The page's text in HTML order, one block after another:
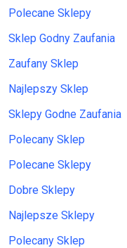
Polecane Sklepy
Sklep Godny Zaufania
Zaufany Sklep
Najlepszy Sklep
Sklepy Godne Zaufania
Polecany Sklep
Polecane Sklepy
Dobre Sklepy
Najlepsze Sklepy
Polecany Sklep